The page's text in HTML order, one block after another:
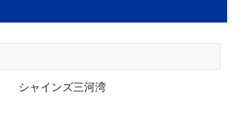
シャインズ三河湾